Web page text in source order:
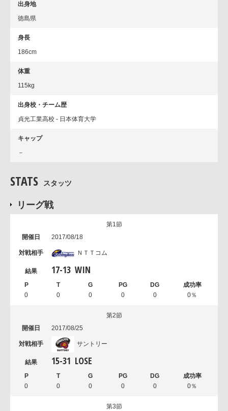
出身地
徳島県
身長
186cm
体重
115kg
出身校・チーム歴
貞光工業高校 - 日本体育大学
キャップ
－
STATS スタッツ
リーグ戦
第1節
2017/08/18
ＮＴＴコム
17-13 WIN
0 0 0 0 0 0％
第2節
2017/08/25
サントリー
15-31 LOSE
0 0 0 0 0 0％
第3節